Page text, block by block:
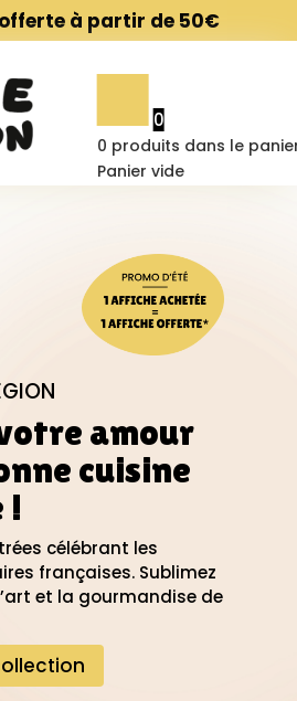
à partir de 50€
0
0 produits dans le
Panier vide
amour
cuisine
!
célébrant les
françaises. Sublimez
et la gourmandise de